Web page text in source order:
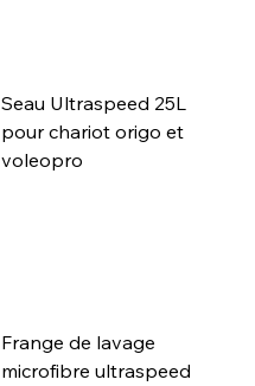
Seau Ultraspeed 25L
pour chariot origo et
voleopro
Frange de lavage
microfibre ultraspeed